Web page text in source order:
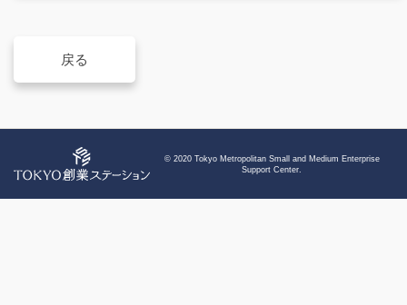
戻る
© 2020 Tokyo Metropolitan Small and Medium Enterprise
Support Center.